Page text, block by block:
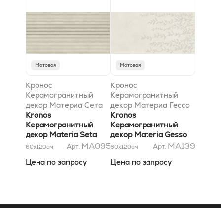
Матовая
Кронос
Керамогранитный
декор Материа Сета
Линова 60x120
матовый
Kronos
Керамогранитный
декор Materia Seta
Linova 60x120
60x120см Арт. MA095
Цена по запросу
Матовая
Кронос
Керамогранитный
декор Материа Гессо
Еделис 60x120
матовый
Kronos
Керамогранитный
декор Materia Gesso
Edelis 60x120
60x120см Арт. MA139
Цена по запросу